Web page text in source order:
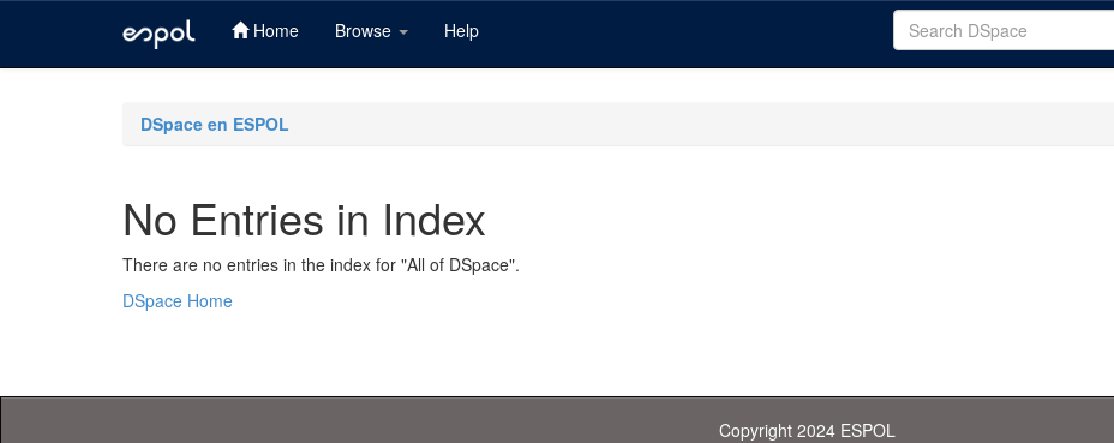
Home Browse Help
DSpace en ESPOL
No Entries in Index
There are no entries in the index for "All of DSpace".
DSpace Home
Copyright 2024 ESPOL